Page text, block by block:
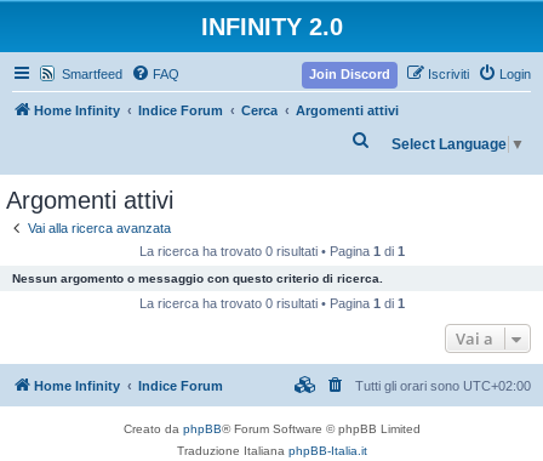
INFINITY 2.0
Smartfeed FAQ Login
Iscriviti
Join Discord
Home Infinity Indice Forum Cerca Argomenti attivi
Select Language ▼
a
Argomenti attivi
Vai alla ricerca avanzata
La ricerca ha trovato 0 risultati • Pagina 1 di 1
Nessun argomento o messaggio con questo criterio di ricerca.
La ricerca ha trovato 0 risultati • Pagina 1 di 1
Vai a
Home Infinity Indice Forum Tutti gli orari sono UTC+02:00
Creato da phpBB® Forum Software © phpBB Limited
Traduzione Italiana phpBB-Italia.it